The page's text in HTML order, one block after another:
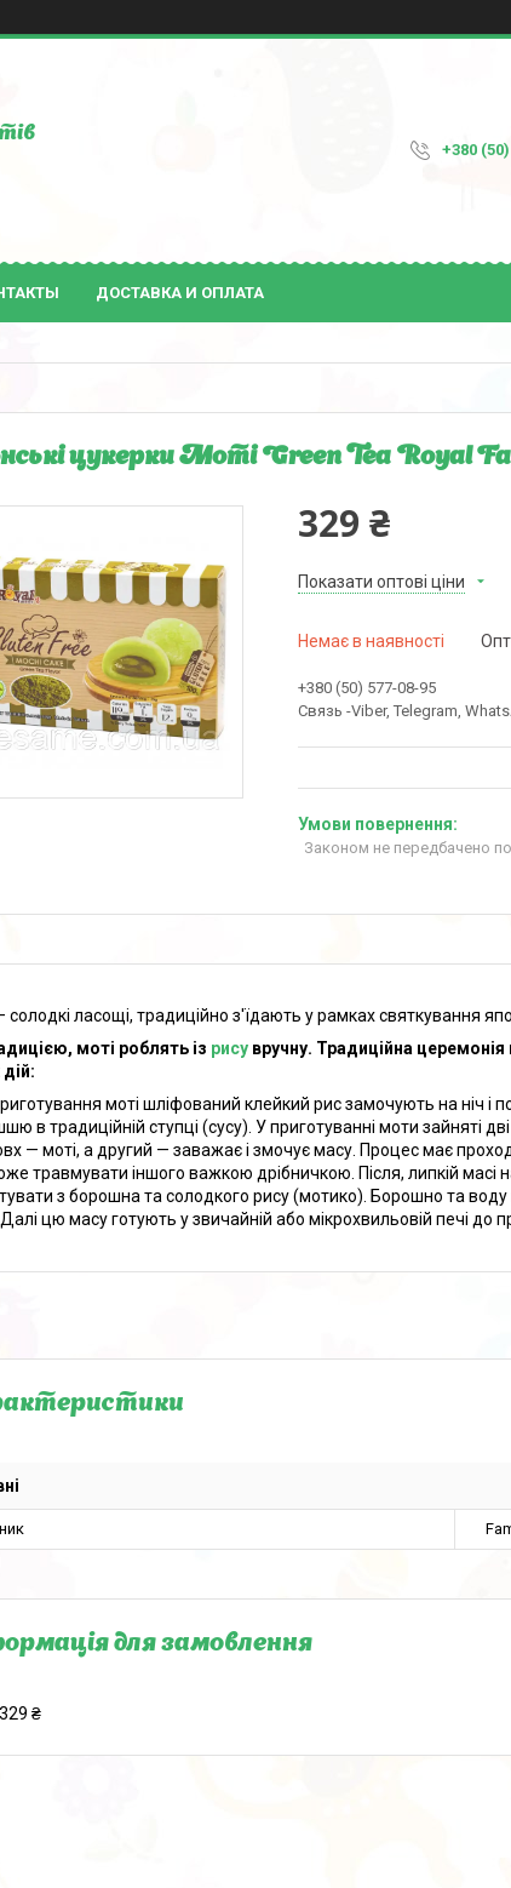
+380
ДОСТАВКА И ОПЛАТА
цукерки Моті Green Tea Royal
329 ₴
Показати оптові ціни
Немає в наявності
+380 (50) 577-08-95
Связь -Viber, Telegram,
Законом не передбачено
солодкі ласощі, традиційно з'їдають у рамках святкування
моті роблять із рису вручну. Традиційна
моті шліфований клейкий рис замочують на ніч і
в традиційній ступці (сусу). У приготуванні моти зайняті
— моті, а другий — заважає і змочує масу. Процес має
травмувати іншого важкою дрібничкою. Після, липкій
з борошна та солодкого рису (мотико). Борошно та
цю масу готують у звичайній або мікрохвильовій печі до
для замовлення
329 ₴